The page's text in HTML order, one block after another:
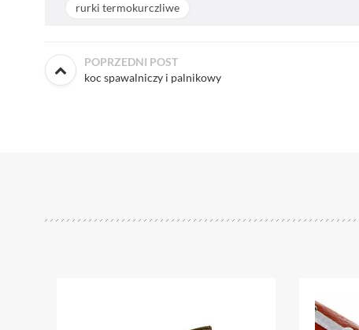
rurki termokurczliwe
POPRZEDNI POST
koc spawalniczy i palnikowy